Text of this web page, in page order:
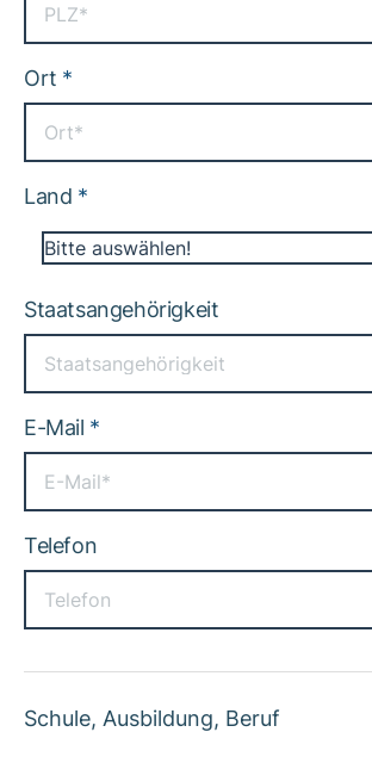
Ort *
Land *
Bitte auswählen!
Staatsangehörigkeit
E-Mail *
Telefon
Schule, Ausbildung, Beruf